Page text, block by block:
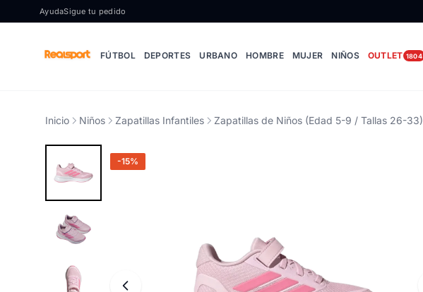
Ir al contenido
AyudaSigue tu pedido
FÚTBOL DEPORTES URBANO HOMBRE MUJER NIÑOS OUTLET 1804
Inicio Niños Zapatillas Infantiles Zapatillas de Niños (Edad 5-9 / Tallas 26-33)
-15%